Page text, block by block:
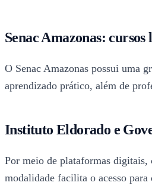
Senac Amazonas:
O Senac Amazonas possui uma
aprendizado prático, além de
Instituto Eldorado e
Por meio de plataformas digitais,
modalidade facilita o acesso